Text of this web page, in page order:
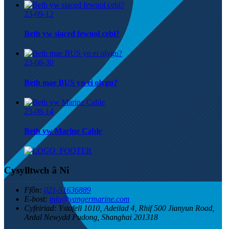
23-09-12
Beth yw siaced fewnol cebl?
23-08-30
Beth mae BUS yn ei olygu?
23-08-14
Beth yw Marine Cable
Cysylltwch â Ni
Ffôn: 021-51636889
E-bost: info@yangermarine.com
Cyfeiriad: Ystafell 1010, Adeilad 4, Rhif 500 Jianyun Road,
Ardal Newydd Pudong, Shanghai 201318